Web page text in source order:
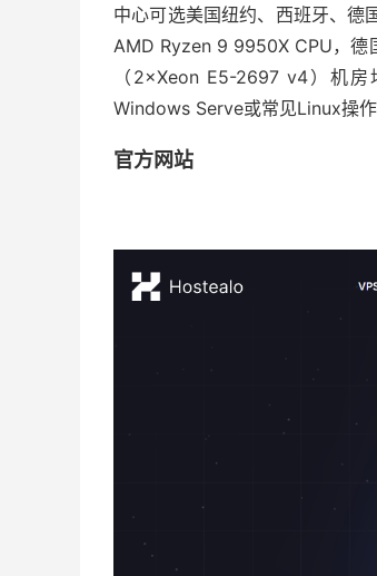
中心可选美国纽约、西班牙、德
AMD Ryzen 9 9950X CPU，德
（2×Xeon E5-2697 v4）机
Windows Serve或常见Linux操
官方网站